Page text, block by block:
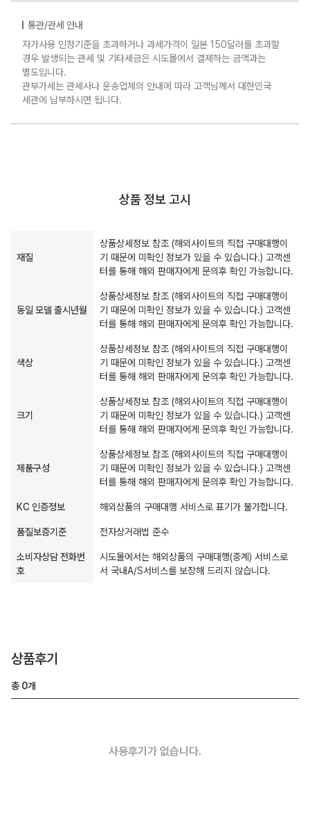
통관/관세 안내
자가사용 인정기준을 초과하거나 과세가격이 일본 150달러를 초과할
경우 발생되는 관세 및 기타세금은 시도몰에서 결제하는 금액과는
별도입니다.
관부가세는 관세사나 운송업체의 안내에 따라 고객님께서 대한민국
세관에 납부하시면 됩니다.
상품 정보 고시
재질
상품상세정보 참조 (해외사이트의 직접 구매대행이
기 때문에 미확인 정보가 있을 수 있습니다.) 고객센
터를 통해 해외 판매자에게 문의후 확인 가능합니다.
동일 모델 출시년월
상품상세정보 참조 (해외사이트의 직접 구매대행이
기 때문에 미확인 정보가 있을 수 있습니다.) 고객센
터를 통해 해외 판매자에게 문의후 확인 가능합니다.
색상
상품상세정보 참조 (해외사이트의 직접 구매대행이
기 때문에 미확인 정보가 있을 수 있습니다.) 고객센
터를 통해 해외 판매자에게 문의후 확인 가능합니다.
크기
상품상세정보 참조 (해외사이트의 직접 구매대행이
기 때문에 미확인 정보가 있을 수 있습니다.) 고객센
터를 통해 해외 판매자에게 문의후 확인 가능합니다.
제품구성
상품상세정보 참조 (해외사이트의 직접 구매대행이
기 때문에 미확인 정보가 있을 수 있습니다.) 고객센
터를 통해 해외 판매자에게 문의후 확인 가능합니다.
KC 인증정보 해외상품의 구매대행 서비스로 표기가 불가합니다.
품질보증기준 전자상거래법 준수
소비자상담 전화번
호
시도몰에서는 해외상품의 구매대행(중계) 서비스로
서 국내A/S서비스를 보장해 드리지 않습니다.
상품후기
총 0개
사용후기가 없습니다.